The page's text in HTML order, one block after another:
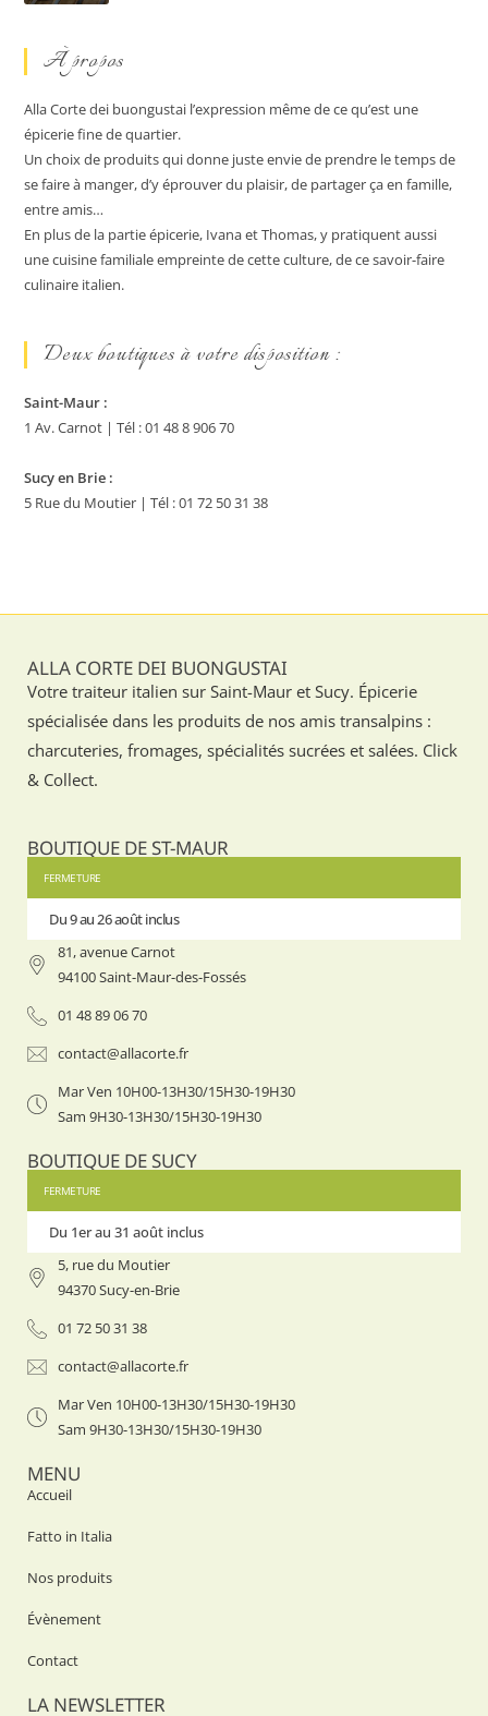
À propos
Alla Corte dei buongustai l’expression même de ce qu’est une
épicerie fine de quartier.
Un choix de produits qui donne juste envie de prendre le temps de
se faire à manger, d’y éprouver du plaisir, de partager ça en famille,
entre amis…
En plus de la partie épicerie, Ivana et Thomas, y pratiquent aussi
une cuisine familiale empreinte de cette culture, de ce savoir-faire
culinaire italien.
Deux boutiques à votre disposition :
Saint-Maur :
1 Av. Carnot | Tél : 01 48 8 906 70
Sucy en Brie :
5 Rue du Moutier | Tél : 01 72 50 31 38
ALLA CORTE DEI BUONGUSTAI
Votre traiteur italien sur Saint-Maur et Sucy. Épicerie
spécialisée dans les produits de nos amis transalpins :
charcuteries, fromages, spécialités sucrées et salées. Click
& Collect.
BOUTIQUE DE ST-MAUR
FERMETURE
Du 9 au 26 août inclus
81, avenue Carnot
94100 Saint-Maur-des-Fossés
01 48 89 06 70
contact@allacorte.fr
Mar Ven 10H00-13H30/15H30-19H30
Sam 9H30-13H30/15H30-19H30
BOUTIQUE DE SUCY
FERMETURE
Du 1er au 31 août inclus
5, rue du Moutier
94370 Sucy-en-Brie
01 72 50 31 38
contact@allacorte.fr
Mar Ven 10H00-13H30/15H30-19H30
Sam 9H30-13H30/15H30-19H30
MENU
Accueil
Fatto in Italia
Nos produits
Évènement
Contact
LA NEWSLETTER